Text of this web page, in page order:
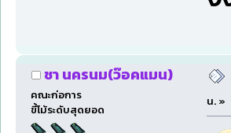
ชา นครนม(ว๊อคแมน)
คณะก่อการ
ขี้โม้ระดับสุดยอด
น. »